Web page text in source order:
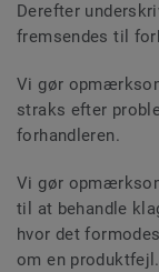
Derefter
fremsendes til
Vi gør
straks efter
forhandleren.
Vi gør
til at behandle
hvor det
om en produktfejl.